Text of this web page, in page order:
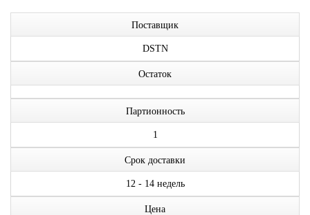
Поставщик
DSTN
Остаток
Партионность
1
Срок доставки
12 - 14 недель
Цена